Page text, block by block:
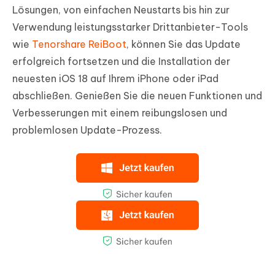
Lösungen, von einfachen Neustarts bis hin zur
Verwendung leistungsstarker Drittanbieter-Tools
wie Tenorshare ReiBoot, können Sie das Update
erfolgreich fortsetzen und die Installation der
neuesten iOS 18 auf Ihrem iPhone oder iPad
abschließen. Genießen Sie die neuen Funktionen und
Verbesserungen mit einem reibungslosen und
problemlosen Update-Prozess.